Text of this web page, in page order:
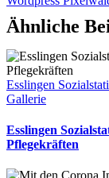
Ähnliche
Esslingen
Gallerie
Esslingen
Pflegekräften